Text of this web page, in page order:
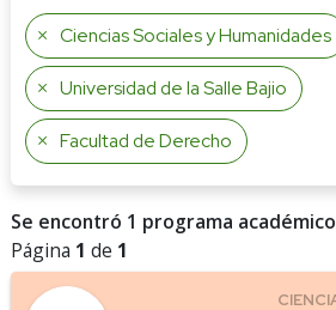
Ciencias Sociales y Humanidades
Universidad de la Salle Bajio
Facultad de Derecho
Se encontró 1 programa académico
Página 1 de 1